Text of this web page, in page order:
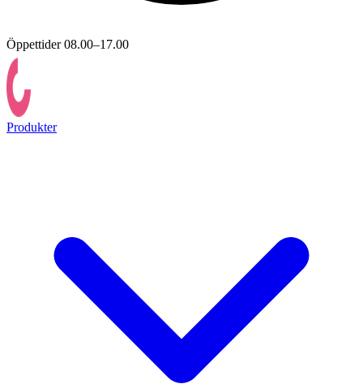
Öppettider 08.00–17.00
Produkter